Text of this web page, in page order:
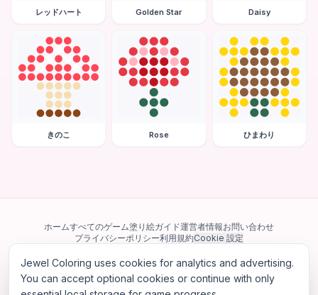
レッドハート Golden Star Daisy
きのこ Rose ひまわり
ホームすべてのゲーム塗り絵ガイド運営者情報お問い合わせ
プライバシーポリシー利用規約Cookie 設定
当サイトは Google AdSense を含む第三者広告ネットワークを利用してい
ます。一部のサードパーティ Cookie を使用してパーソナライズ広告を配信
する場合があります。
Jewel Coloring uses cookies for analytics and advertising.
You can accept optional cookies or continue with only